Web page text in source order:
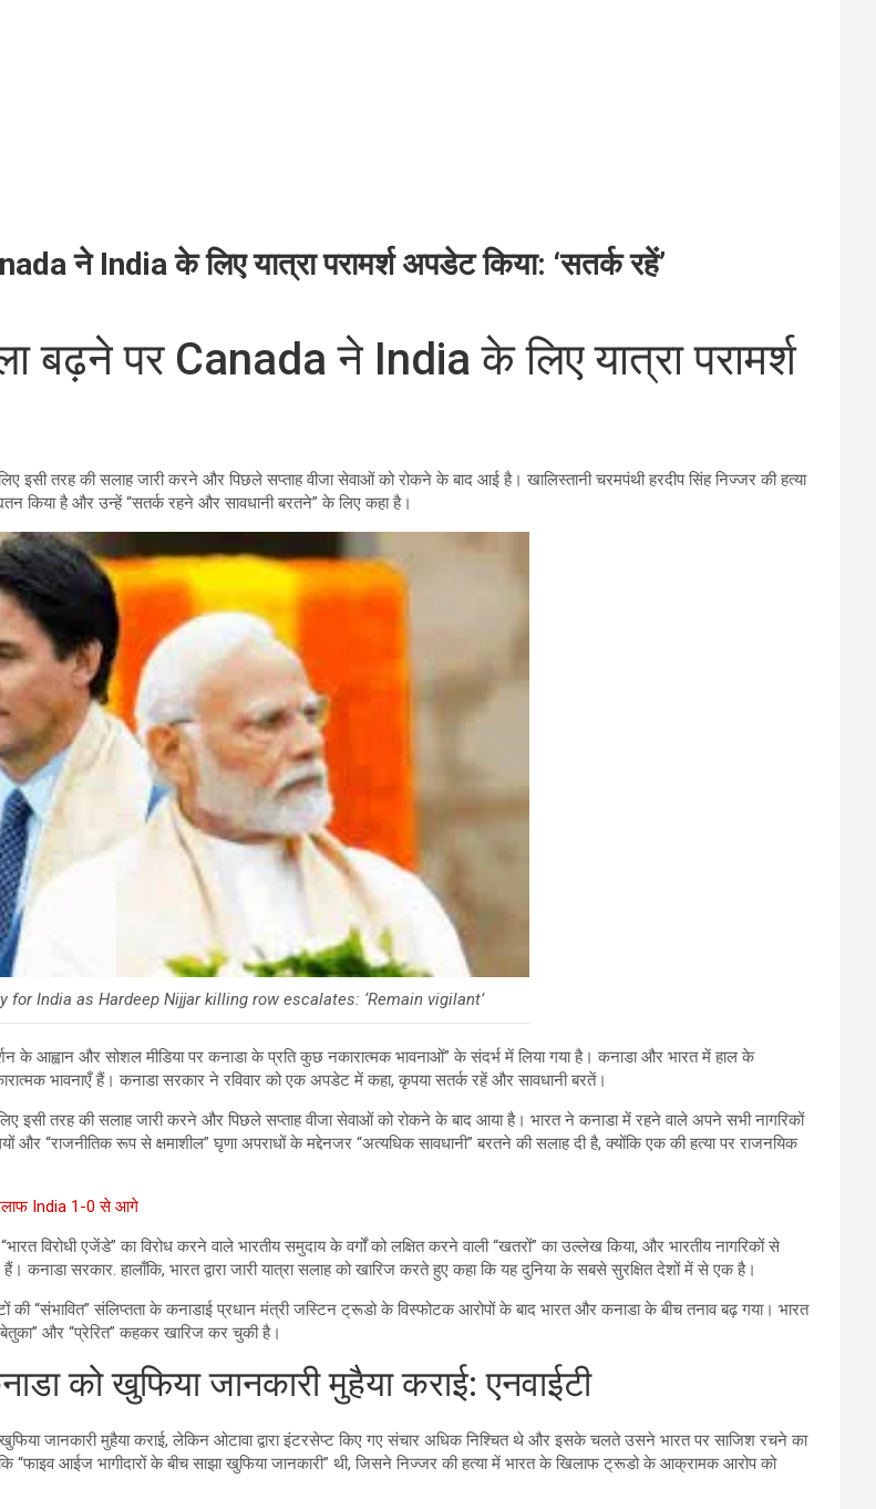
ने India के लिए यात्रा परामर्श अपडेट किया: ‘सतर्क रहें’
बढ़ने पर Canada ने India के लिए यात्रा परामर्श
इसी तरह की सलाह जारी करने और पिछले सप्ताह वीजा सेवाओं को रोकने के बाद आई है। खालिस्तानी चरमपंथी हरदीप सिंह निज्जर की हत्या
किया है और उन्हें “सतर्क रहने और सावधानी बरतने” के लिए कहा है।
for India as Hardeep Nijjar killing row escalates: ‘Remain vigilant’
के आह्वान और सोशल मीडिया पर कनाडा के प्रति कुछ नकारात्मक भावनाओं” के संदर्भ में लिया गया है। कनाडा और भारत में हाल के
भावनाएँ हैं। कनाडा सरकार ने रविवार को एक अपडेट में कहा, कृपया सतर्क रहें और सावधानी बरतें।
इसी तरह की सलाह जारी करने और पिछले सप्ताह वीजा सेवाओं को रोकने के बाद आया है। भारत ने कनाडा में रहने वाले अपने सभी नागरिकों
और “राजनीतिक रूप से क्षमाशील” घृणा अपराधों के मद्देनजर “अत्यधिक सावधानी” बरतने की सलाह दी है, क्योंकि एक की हत्या पर राजनयिक
India 1-0 से आगे
विरोधी एजेंडे” का विरोध करने वाले भारतीय समुदाय के वर्गों को लक्षित करने वाली “खतरों” का उल्लेख किया, और भारतीय नागरिकों से
सरकार. हालाँकि, भारत द्वारा जारी यात्रा सलाह को खारिज करते हुए कहा कि यह दुनिया के सबसे सुरक्षित देशों में से एक है।
की “संभावित” संलिप्तता के कनाडाई प्रधान मंत्री जस्टिन ट्रूडो के विस्फोटक आरोपों के बाद भारत और कनाडा के बीच तनाव बढ़ गया। भारत
और “प्रेरित” कहकर खारिज कर चुकी है।
को खुफिया जानकारी मुहैया कराई: एनवाईटी
जानकारी मुहैया कराई, लेकिन ओटावा द्वारा इंटरसेप्ट किए गए संचार अधिक निश्चित थे और इसके चलते उसने भारत पर साजिश रचने का
“फाइव आईज भागीदारों के बीच साझा खुफिया जानकारी” थी, जिसने निज्जर की हत्या में भारत के खिलाफ ट्रूडो के आक्रामक आरोप को